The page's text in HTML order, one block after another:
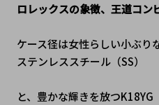
ロレックスの象徴、王道コン
ケース径は女性らしい小ぶ
ステンレススチール（SS）
と、豊かな輝きを放つ